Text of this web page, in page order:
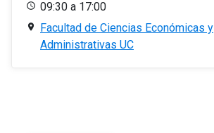
09:30 a 17:00
Facultad de Ciencias Económicas y
Administrativas UC